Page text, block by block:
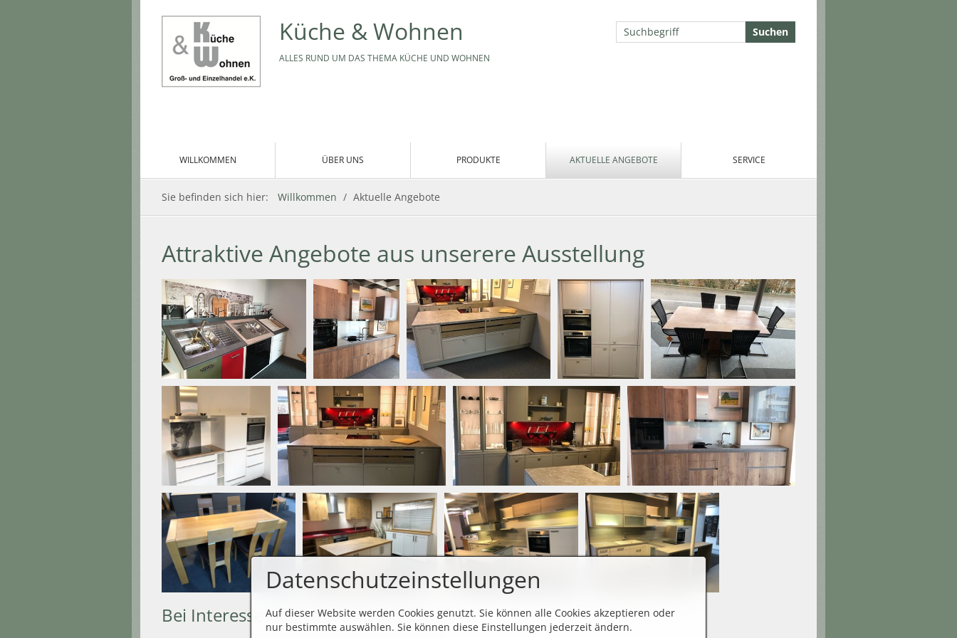
Küche & Wohnen
ALLES RUND UM DAS THEMA KÜCHE UND WOHNEN
WILLKOMMEN ÜBER UNS PRODUKTE AKTUELLE ANGEBOTE SERVICE
Sie befinden sich hier: Willkommen / Aktuelle Angebote
Attraktive Angebote aus unserere Ausstellung
Bei Interesse einfach kurz anfragen!
Datenschutzeinstellungen
Auf dieser Website werden Cookies genutzt. Sie können alle Cookies akzeptieren oder
nur bestimmte auswählen. Sie können diese Einstellungen jederzeit ändern.